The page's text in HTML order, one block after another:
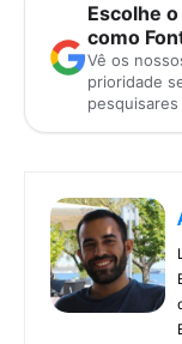
Escolhe
como
Vê os
prioridade